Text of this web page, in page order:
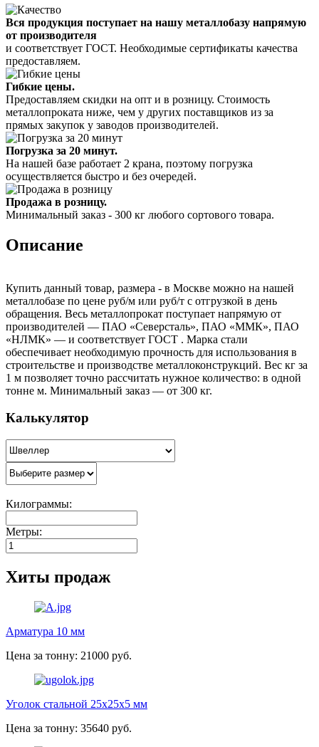
Вся продукция поступает на нашу металлобазу напрямую
от производителя
и соответствует ГОСТ. Необходимые сертификаты качества
предоставляем.
Гибкие цены.
Предоставляем скидки на опт и в розницу. Стоимость
металлопроката ниже, чем у других поставщиков из за
прямых закупок у заводов производителей.
Погрузка за 20 минут.
На нашей базе работает 2 крана, поэтому погрузка
осуществляется быстро и без очередей.
Продажа в розницу.
Минимальный заказ - 300 кг любого сортового товара.
Описание
Купить данный товар, размера - в Москве можно на нашей
металлобазе по цене руб/м или руб/т с отгрузкой в день
обращения. Весь металлопрокат поступает напрямую от
производителей — ПАО «Северсталь», ПАО «ММК», ПАО
«НЛМК» — и соответствует ГОСТ . Марка стали
обеспечивает необходимую прочность для использования в
строительстве и производстве металлоконструкций. Вес кг за
1 м позволяет точно рассчитать нужное количество: в одной
тонне м. Минимальный заказ — от 300 кг.
Калькулятор
Килограммы:
Метры:
Хиты продаж
Арматура 10 мм
Цена за тонну: 21000 руб.
Уголок стальной 25х25х5 мм
Цена за тонну: 35640 руб.